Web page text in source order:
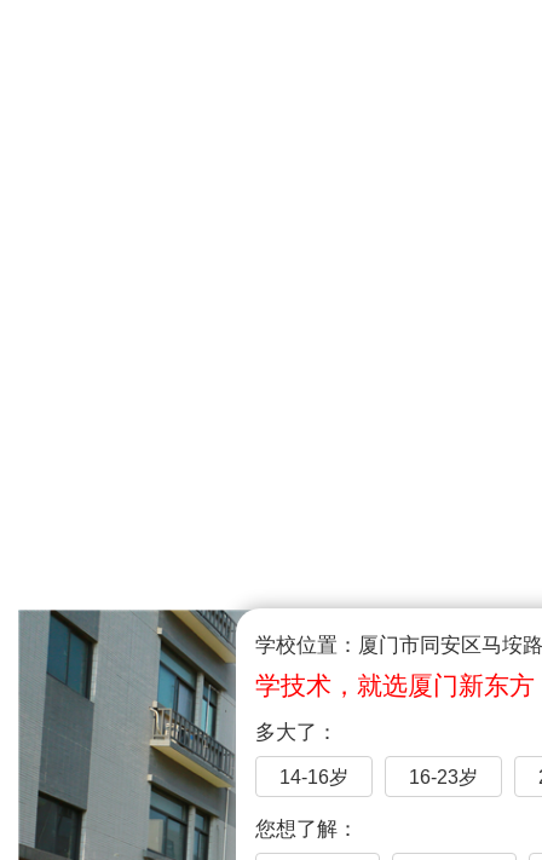
学校位置：厦门市同安区马垵
学技术，就选厦门新东方
多大了：
14-16岁 16-23岁
您想了解：